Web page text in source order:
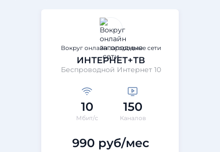
Вокруг онлайн загородные сети
ИНТЕРНЕТ+ТВ
Беспроводной Интернет 10
10
Мбит/с
150
Каналов
990 руб/мес